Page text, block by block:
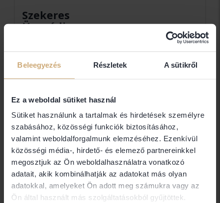
Beleegyezés Részletek A sütikről
Ez a weboldal sütiket használ
Sütiket használunk a tartalmak és hirdetések személyre
szabásához, közösségi funkciók biztosításához,
valamint weboldalforgalmunk elemzéséhez. Ezenkívül
közösségi média-, hirdető- és elemező partnereinkkel
megosztjuk az Ön weboldalhasználatra vonatkozó
adatait, akik kombinálhatják az adatokat más olyan
adatokkal, amelyeket Ön adott meg számukra vagy az
Ön által használt más szolgáltatásokból gyűjtöttek.
Szekeres
Ügyvédi
Dr. Szekeres Zsuzsa Nóra
Elérhetőségek
3525 Miskolc Kis-Hunyad u. 8.
Ügyfélfogadás